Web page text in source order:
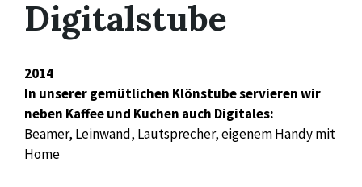
Digitalstube
2014
In unserer gemütlichen Klönstube servieren wir
neben Kaffee und Kuchen auch Digitales:
Beamer, Leinwand, Lautsprecher, eigenem Handy mit
Home